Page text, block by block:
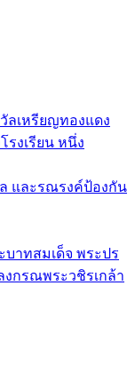
ลเหรียญทองแดง
รงเรียน หนึ่ง
และรณรงค์ป้องกัน
าทสมเด็จ พระปร
กรณพระวชิรเกล้า